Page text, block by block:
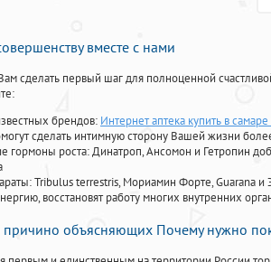
вместе с нами
сделать первый шаг для полноценной
брендов: Интернет аптека купить в
сделать интимную сторону Вашей жизни
гормоны роста: Динатроп, Ансомон и Гетропин
Tribulus terrestris, Мориамин Форте, Guarana и
восстановят работу многих внутренних
причино объясняющих Почему нужно